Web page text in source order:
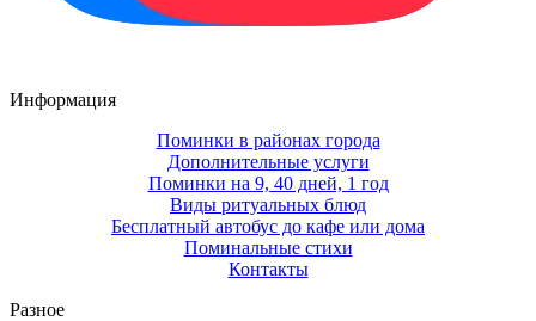
Информация
Поминки в районах города
Дополнительные услуги
Поминки на 9, 40 дней, 1 год
Виды ритуальных блюд
Бесплатный автобус до кафе или дома
Поминальные стихи
Контакты
Разное